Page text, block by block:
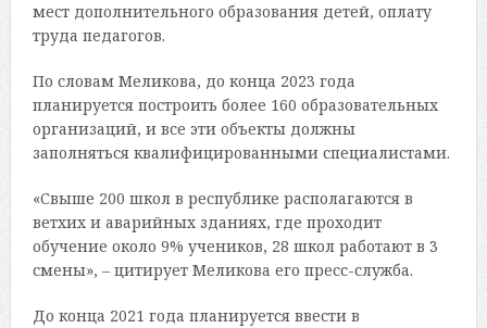
мест дополнительного образования детей, оплату
труда педагогов.
По словам Меликова, до конца 2023 года
планируется построить более 160 образовательных
организаций, и все эти объекты должны
заполняться квалифицированными специалистами.
«Свыше 200 школ в республике располагаются в
ветхих и аварийных зданиях, где проходит
обучение около 9% учеников, 28 школ работают в 3
смены», – цитирует Меликова его пресс-служба.
До конца 2021 года планируется ввести в